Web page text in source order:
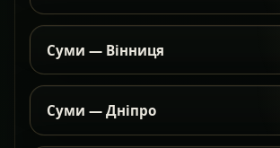
Суми — Вінниця
Суми — Дніпро